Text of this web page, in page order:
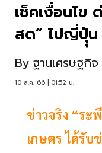
เช็คเงื่อนไ
สด” ไปญี่ปุุ่
By ฐานเศรษฐกิจ
10 ส.ค. 66 | 01:52 น.
ข่าวจริง “ระ
เกษตร ได้รับ